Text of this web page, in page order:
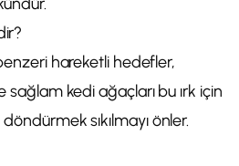
hareketli hedefler,
kedi ağaçları bu ırk için
sıkılmayı önler.